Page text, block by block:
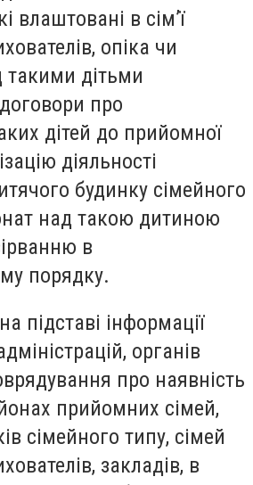
влаштовані в сім’ї
опіка чи
такими дітьми
про
дітей до прийомної
діяльності
будинку сімейного
над такою дитиною
в
порядку.
підставі інформації
органів
про наявність
прийомних сімей,
сімейного типу, сімей
закладів, в